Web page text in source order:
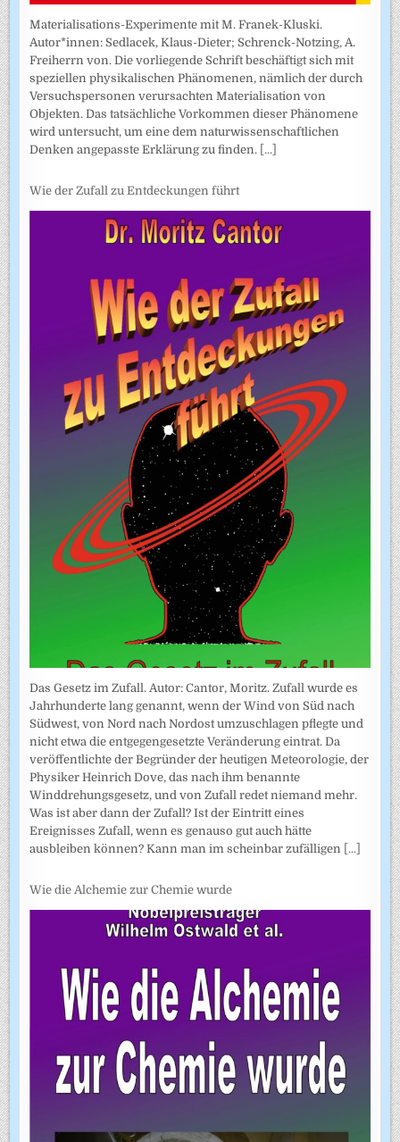
Materialisations-Experimente mit M. Franek-Kluski.
Autor*innen: Sedlacek, Klaus-Dieter; Schrenck-Notzing, A.
Freiherrn von. Die vorliegende Schrift beschäftigt sich mit
speziellen physikalischen Phänomenen, nämlich der durch
Versuchspersonen verursachten Materialisation von
Objekten. Das tatsächliche Vorkommen dieser Phänomene
wird untersucht, um eine dem naturwissenschaftlichen
Denken angepasste Erklärung zu finden. [...]
Wie der Zufall zu Entdeckungen führt
Das Gesetz im Zufall. Autor: Cantor, Moritz. Zufall wurde es
Jahrhunderte lang genannt, wenn der Wind von Süd nach
Südwest, von Nord nach Nordost umzuschlagen pflegte und
nicht etwa die entgegengesetzte Veränderung eintrat. Da
veröffentlichte der Begründer der heutigen Meteorologie, der
Physiker Heinrich Dove, das nach ihm benannte
Winddrehungsgesetz, und von Zufall redet niemand mehr.
Was ist aber dann der Zufall? Ist der Eintritt eines
Ereignisses Zufall, wenn es genauso gut auch hätte
ausbleiben können? Kann man im scheinbar zufälligen [...]
Wie die Alchemie zur Chemie wurde